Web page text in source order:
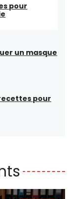
pour
un masque
pour